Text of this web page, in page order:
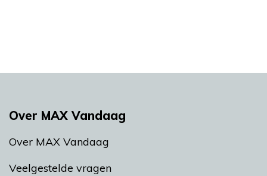
Over MAX Vandaag
Over MAX Vandaag
Veelgestelde vragen